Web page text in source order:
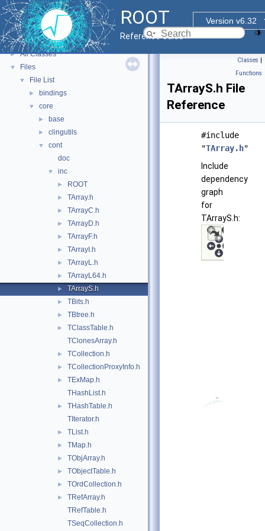
ROOT
Version v6.32
Reference Guide
ROOT Reference Documentation
Tutorials
► Functional Parts
► Namespaces
► All Classes
▼ Files
▼ File List
► bindings
▼ core
► base
► clingutils
▼
cont
doc
▼ inc
► ROOT
► TArray.h
► TArrayC.h
► TArrayD.h
► TArrayF.h
► TArrayI.h
► TArrayL.h
► TArrayL64.h
► TArrayS.h
► TBits.h
► TBtree.h
►
TClassTable.h
TClonesArray.h
► TCollection.h
► TCollectionProxyInfo.h
►
TExMap.h
THashList.h
►
THashTable.h
TIterator.h
► TList.h
► TMap.h
► TObjArray.h
► TObjectTable.h
► TOrdCollection.h
►
TRefArray.h
TRefTable.h
TSeqCollection.h
Classes |
Functions
TArrayS.h File
Reference
#include
"TArray.h"
Include
dependency
graph
for
TArrayS.h: